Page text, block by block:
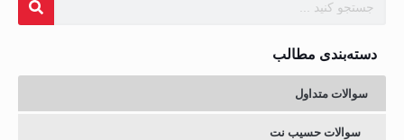
دسته‌بندی مطالب
سوالات متداول
سوالات حسیب نت